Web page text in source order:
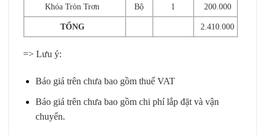
Khóa Tròn Trơn Bộ 1 200.000
TỔNG 2.410.000
=> Lưu ý:
Báo giá trên chưa bao gồm thuế VAT
Báo giá trên chưa bao gồm chi phí lắp đặt và vận
chuyển.